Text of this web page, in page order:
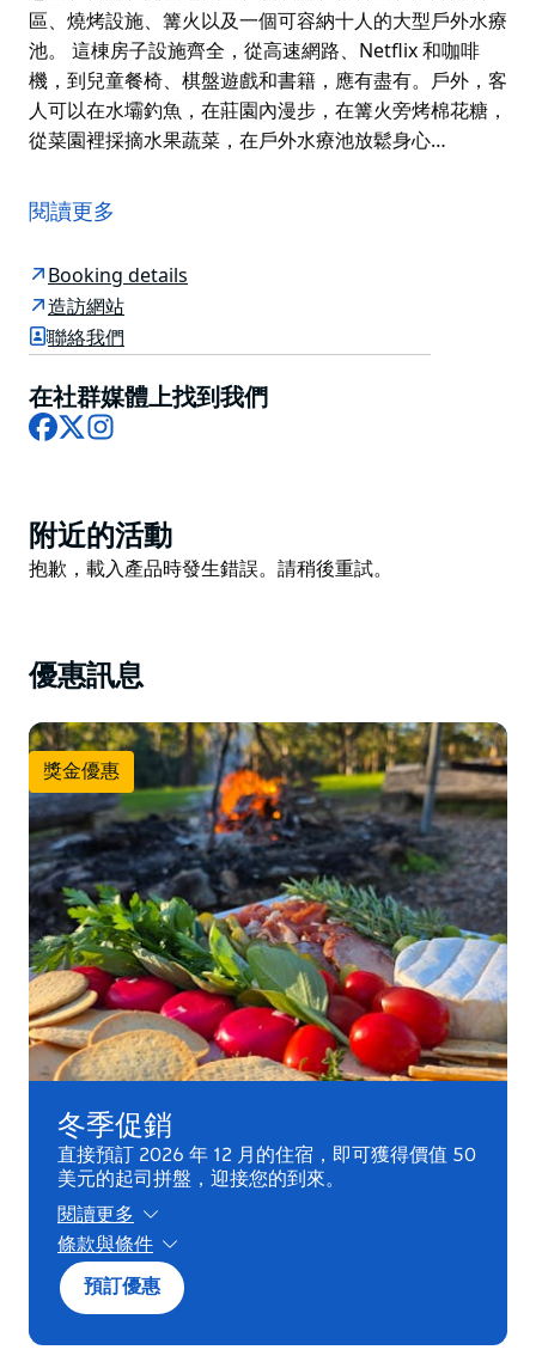
區、燒烤設施、篝火以及一個可容納十人的大型戶外水療
池。 這棟房子設施齊全，從高速網路、Netflix 和咖啡
機，到兒童餐椅、棋盤遊戲和書籍，應有盡有。戶外，客
人可以在水壩釣魚，在莊園內漫步，在篝火旁烤棉花糖，
從菜園裡採摘水果蔬菜，在戶外水療池放鬆身心…
Kurrajong) 的私人專屬度假屋，距離雪梨僅 90 分鐘車
程，是通往藍山 (Blue Mountains) 的門戶。
您可以前往附近的果園採摘水果，在霍克斯伯里河
(Hawkesbury River) 垂釣，騎馬，叢林徒步，或者在俯
瞰九英畝靜謐叢林的大型戶外水療池中放鬆身心。
想選擇。迪多之家最多可容納 11 位客人，是霍克斯伯里
地區少數的團體住宿地點之一，非常適合兒童入住。
房、影音室、戶外用餐區、燒烤設施、篝火以及一個可容
納十人的大型戶外水療池。
在水壩釣魚，在莊園內漫步，在篝火旁烤棉花糖，從菜園
裡採摘水果蔬菜，在戶外水療池放鬆身心，在大型蹦床上
盡情跳躍，在水上樂園裡嬉戲玩耍，還可以體驗射箭、戶
外板球、足式高爾夫等等！
想慶祝特別的日子嗎？例如生日或婚禮？他們非常樂意為
您打造難忘的住宿體驗，請務必提前告知。
閱讀更多
Booking details
造訪網站
聯絡我們
在社群媒體上找到我們
Facebook
X
Product
List
附近的活動
Product
抱歉，載入產品時發生錯誤。請稍後重試。
優惠訊息
獎金優惠
冬季促銷
直接預訂 2026 年 12 月的住宿，即可獲得價值 50
美元的起司拼盤，迎接您的到來。
閱讀更多
條款與條件
*條款及細則：
- 僅限直接預訂。
預訂優惠